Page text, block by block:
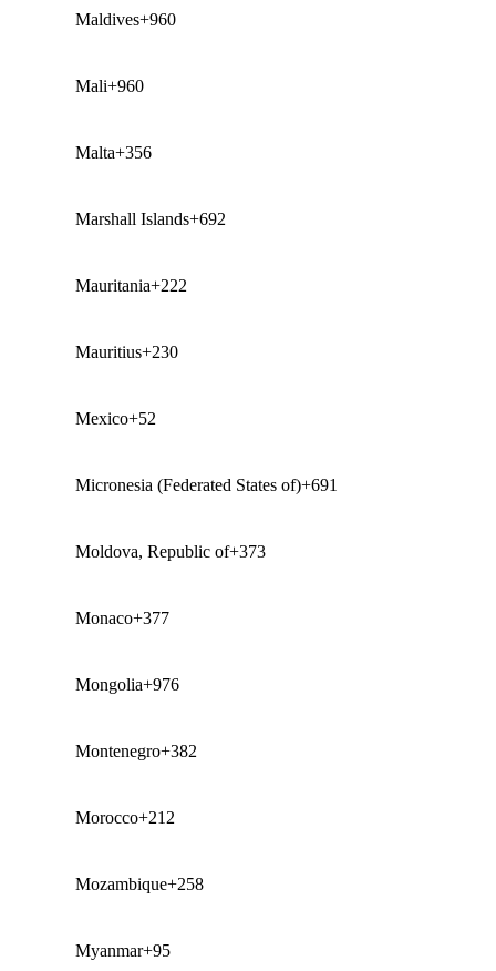
Maldives+960
Mali+960
Malta+356
Marshall Islands+692
Mauritania+222
Mauritius+230
Mexico+52
Micronesia (Federated States of)+691
Moldova, Republic of+373
Monaco+377
Mongolia+976
Montenegro+382
Morocco+212
Mozambique+258
Myanmar+95